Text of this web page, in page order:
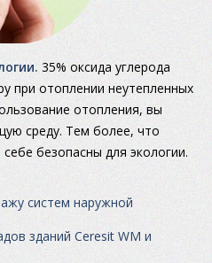
35% оксида углерода
при отоплении неутепленных
отопления, вы
среду. Тем более, что
безопасны для экологии.
систем наружной
зданий Ceresit WM и